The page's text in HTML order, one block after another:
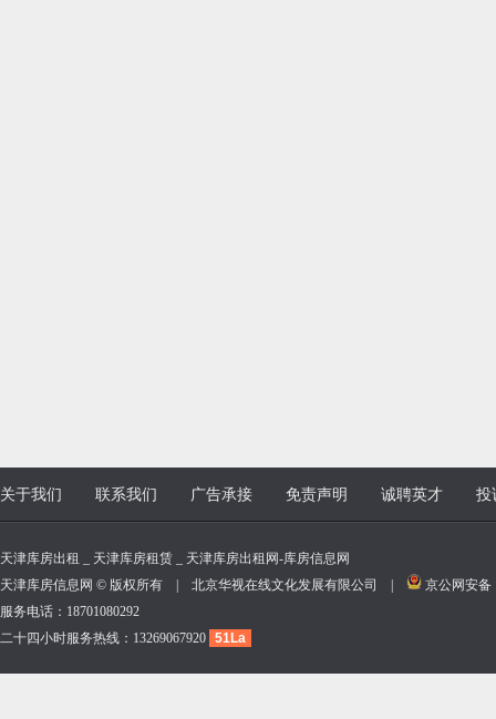
关于我们 联系我们 广告承接 免责声明 诚聘英才 投
天津库房出租 _ 天津库房租赁 _ 天津库房出租网-库房信息网
天津库房信息网 © 版权所有 | 北京华视在线文化发展有限公司 |
京公网安备
服务电话：18701080292
二十四小时服务热线：13269067920 51La